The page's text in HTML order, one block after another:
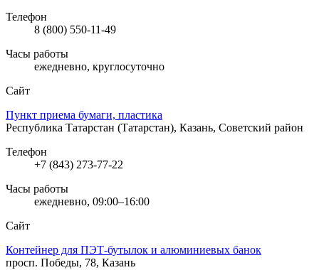
Телефон
8 (800) 550-11-49
Часы работы
ежедневно, круглосуточно
Сайт
Пункт приема бумаги, пластика
Республика Татарстан (Татарстан), Казань, Советский район
Телефон
+7 (843) 273-77-22
Часы работы
ежедневно, 09:00–16:00
Сайт
Контейнер для ПЭТ-бутылок и алюминиевых банок
просп. Победы, 78, Казань